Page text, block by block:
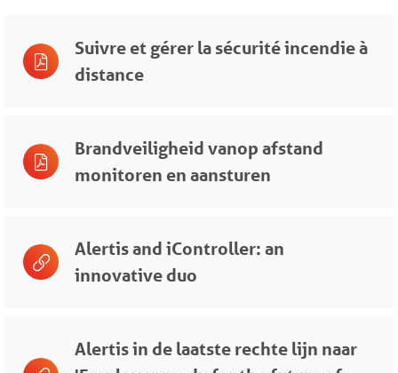
Suivre et gérer la sécurité incendie à
distance
Brandveiligheid vanop afstand
monitoren en aansturen
Alertis and iController: an
innovative duo
Alertis in de laatste rechte lijn naar